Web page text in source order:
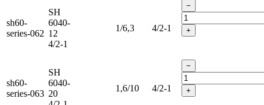
sh60-
series-062
SH
6040-
12
4/2-1
1/6,3 4/2-1
−
+
sh60-
series-063
SH
6040-
20
1,6/10 4/2-1
−
+